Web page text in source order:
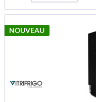
NOUVEAU